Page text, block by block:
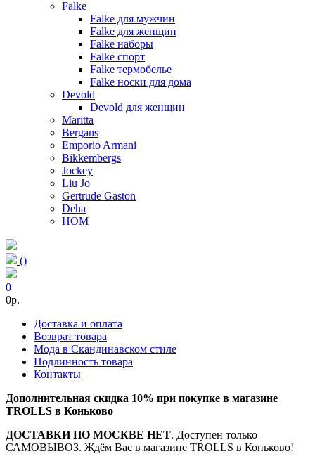
Falke
Falke для мужчин
Falke для женщин
Falke наборы
Falke спорт
Falke термобелье
Falke носки для дома
Devold
Devold для женщин
Maritta
Bergans
Emporio Armani
Bikkembergs
Jockey
Liu Jo
Gertrude Gaston
Deha
HOM
()
0
0p.
Доставка и оплата
Возврат товара
Мода в Скандинавском стиле
Подлинность товара
Контакты
Дополнительная скидка 10% при покупке в магазине
TROLLS в Коньково
ДОСТАВКИ ПО МОСКВЕ НЕТ. Доступен только
САМОВЫВОЗ. Ждём Вас в магазине TROLLS в Коньково!